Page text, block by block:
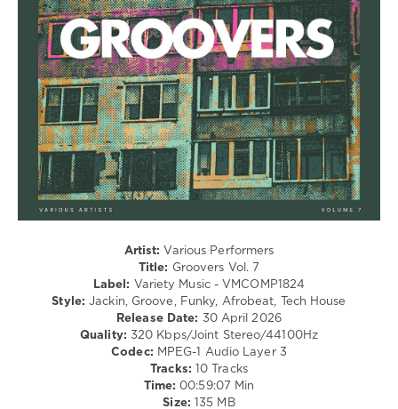
Electro
levelsound
89
0
Groovers ,
splonie,
Diego
Serrao
Skygroover,
Gabriele
Orange ,
ReallyDEREK,
EverMode
Artist: Various Performers
Title:
Groovers Vol. 7
Label:
Variety Music - VMCOMP1824
Style: Jackin, Groove, Funky, Afrobeat, Tech House
Release Date:
30 April 2026
Quality: 320 Kbps/Joint Stereo/44100Hz
Codec: MPEG-1 Audio Layer 3
Tracks: 10 Tracks
Time: 00:59:07 Min
Size: 135 MB